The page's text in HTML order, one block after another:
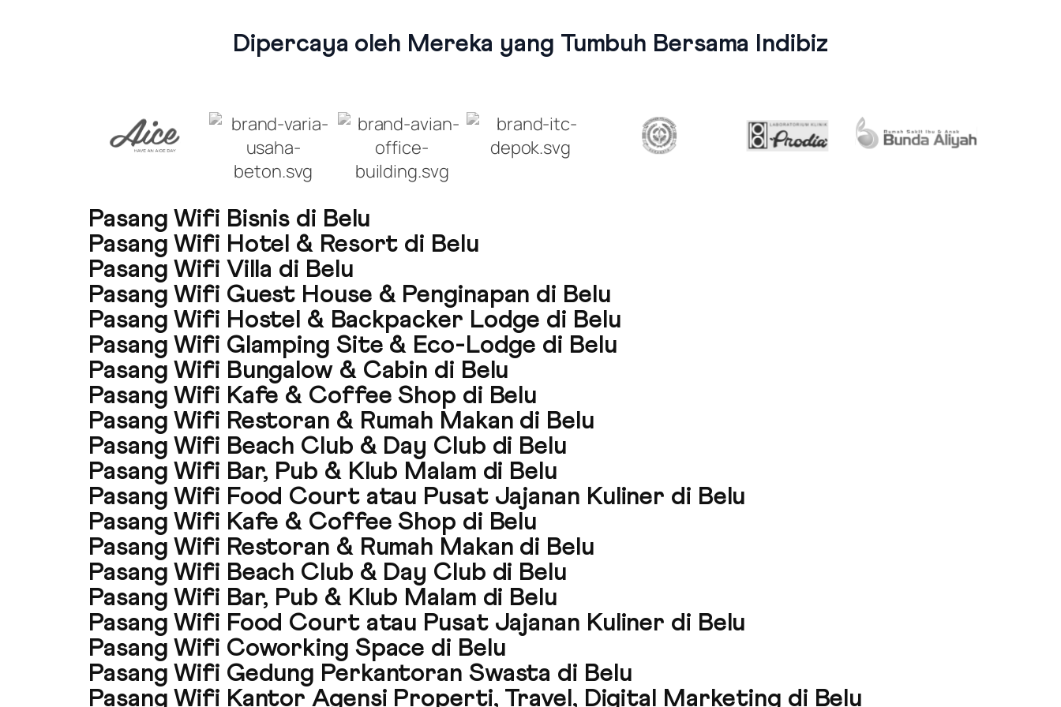
Dipercaya oleh Mereka yang Tumbuh Bersama Indibiz
Pasang Wifi Bisnis di Belu
Pasang Wifi Hotel & Resort di Belu
Pasang Wifi Villa di Belu
Pasang Wifi Guest House & Penginapan di Belu
Pasang Wifi Hostel & Backpacker Lodge di Belu
Pasang Wifi Glamping Site & Eco-Lodge di Belu
Pasang Wifi Bungalow & Cabin di Belu
Pasang Wifi Kafe & Coffee Shop di Belu
Pasang Wifi Restoran & Rumah Makan di Belu
Pasang Wifi Beach Club & Day Club di Belu
Pasang Wifi Bar, Pub & Klub Malam di Belu
Pasang Wifi Food Court atau Pusat Jajanan Kuliner di Belu
Pasang Wifi Kafe & Coffee Shop di Belu
Pasang Wifi Restoran & Rumah Makan di Belu
Pasang Wifi Beach Club & Day Club di Belu
Pasang Wifi Bar, Pub & Klub Malam di Belu
Pasang Wifi Food Court atau Pusat Jajanan Kuliner di Belu
Pasang Wifi Coworking Space di Belu
Pasang Wifi Gedung Perkantoran Swasta di Belu
Pasang Wifi Kantor Agensi Properti, Travel, Digital Marketing di Belu